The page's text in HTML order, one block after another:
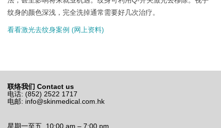
纹身的颜色深浅，完全洗掉通常需要好几次治疗。
看看激光去纹身案例 (网上资料)
联络我们 Contact us
电话: (852) 2522 1717
电邮: info@skinmedical.com.hk
星期一至五 10:00 am – 7:00 pm